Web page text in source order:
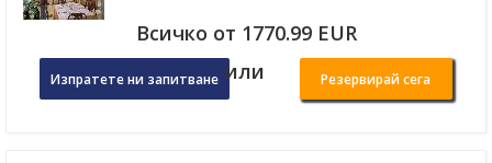
Всичко от 1770.99 EUR
Изпратете ни запитване или Резервирай сега